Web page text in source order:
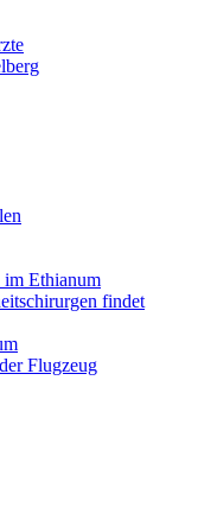
im Ethianum
findet
Flugzeug